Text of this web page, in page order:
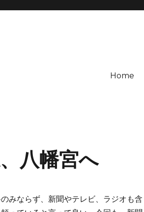
Home
八幡宮へ
みならず、新聞やテレビ、ラジオも含